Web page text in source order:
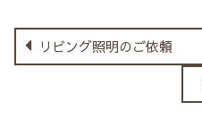
リビング照明のご依頼